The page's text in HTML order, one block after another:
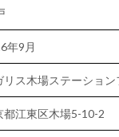
年9月
リス木場ステーション
都江東区木場5-10-2